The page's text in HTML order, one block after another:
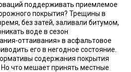
поддерживать приемлемое
покрытия? Трещины в
без затей, заливали битумом,
воде в сезон
оттаивания» в асфальтовое
его в негодное состояние.
содержания покрытия
что мешает принять местные